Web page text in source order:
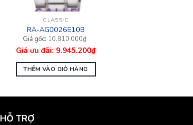
CLASSIC
RA-AG0026E10B
10.810.000₫
10.810.000₫.
9.945.200₫
9.945.200₫.THÊM VÀO GIỎ HÀNG
HỖ TRỢ